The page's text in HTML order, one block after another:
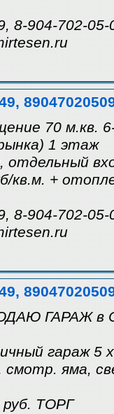
8-904-702-05-
70 м.кв. 6-
1 этаж
отдельный
кв.м. +
8-904-702-05-
ГАРАЖ в
гараж 5
смотр. яма,
ТОРГ